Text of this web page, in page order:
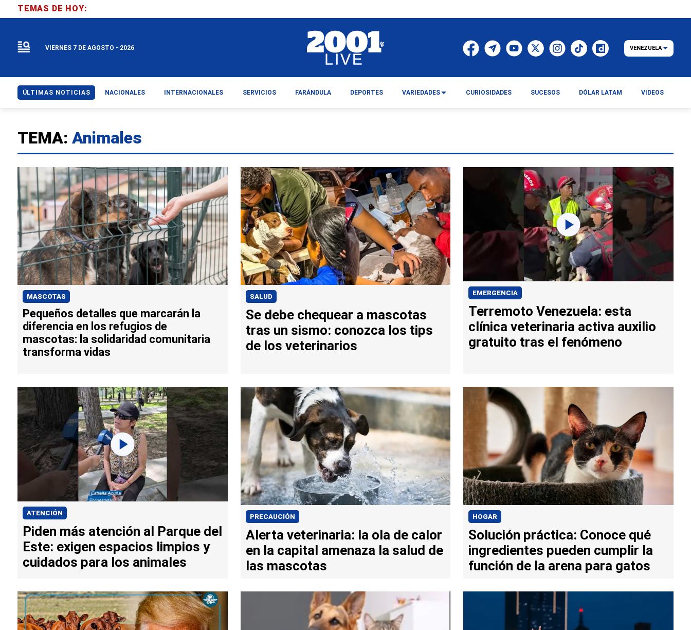
TEMA: Animales
MASCOTAS
Pequeños detalles que marcarán la
diferencia en los refugios de
mascotas: la solidaridad comunitaria
transforma vidas
SALUD
Se debe chequear a mascotas
tras un sismo: conozca los tips
de los veterinarios
EMERGENCIA
Terremoto Venezuela: esta
clínica veterinaria activa auxilio
gratuito tras el fenómeno
ATENCIÓN
Piden más atención al Parque del
Este: exigen espacios limpios y
cuidados para los animales
PRECAUCIÓN
Alerta veterinaria: la ola de calor
en la capital amenaza la salud de
las mascotas
HOGAR
Solución práctica: Conoce qué
ingredientes pueden cumplir la
función de la arena para gatos
TEMAS DE HOY:
VIERNES 7 DE AGOSTO - 2026 VENEZUELA
ÚLTIMAS NOTICIAS NACIONALES INTERNACIONALES SERVICIOS FARÁNDULA DEPORTES VARIEDADES CURIOSIDADES SUCESOS DÓLAR LATAM VIDEOS